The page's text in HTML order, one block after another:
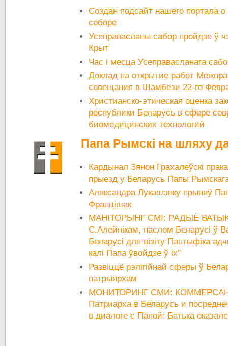
Создан подсайт нашего портала
соборе
Усеправасланы сабор пройдзе ў
Крыт
Час і месца Усеправасланага
Доклад на открытие работ
совещания в Шамбези 22-го
Христианско-этическая оценка
республики Беларусь в сфере
биомедицинских технологий
Папа Рымскі на шляху
Кардынал Зянон Грахалеўскі
прыезд у Беларусь Папы
Аляксандра Лукашэнку прыняў
Францішак
МАНІТОРЫНГ СМІ: РАДЫЁ
С.Алейнікам, паслом Беларусі ў
Беларусі для візіту Пантыфіка
калі Папа ўвойдзе ў іх"
Развіццё рэлігійнай сферы ў
патрыярхам
МОНИТОРИНГ СМИ:
Патриарха в Беларусь и
в диалоге с Папой: Батька